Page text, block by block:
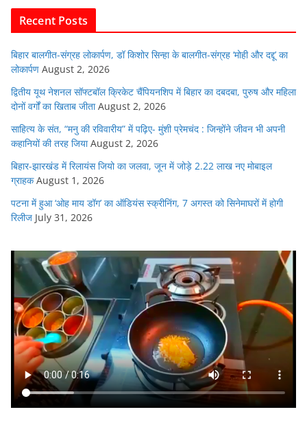
o
o
k
p
Recent Posts
बिहार बालगीत-संग्रह लोकार्पण, डॉ किशोर सिन्हा के बालगीत-संग्रह ‘मोही और दद्दू’ का
लोकार्पण August 2, 2026
द्वितीय यूथ नेशनल सॉफ्टबॉल क्रिकेट चैंपियनशिप में बिहार का दबदबा, पुरुष और महिला
दोनों वर्गों का खिताब जीता August 2, 2026
साहित्य के संत, “मनु की रविवारीय” में पढ़िए- मुंशी प्रेमचंद : जिन्होंने जीवन भी अपनी
कहानियों की तरह जिया August 2, 2026
बिहार-झारखंड में रिलायंस जियो का जलवा, जून में जोड़े 2.22 लाख नए मोबाइल
ग्राहक August 1, 2026
पटना में हुआ ‘ओह माय डॉग’ का ऑडियंस स्क्रीनिंग, 7 अगस्त को सिनेमाघरों में होगी
रिलीज July 31, 2026